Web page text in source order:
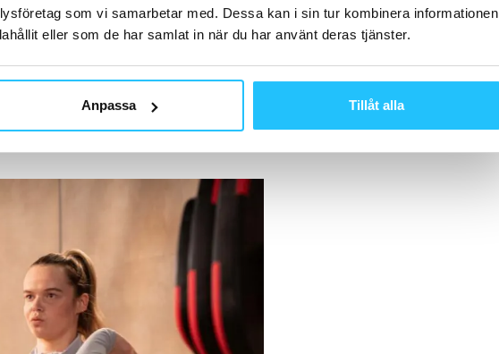
som vi samarbetar med. Dessa kan i sin tur kombinera informationen
eller som de har samlat in när du har använt deras tjänster.
Anpassa Tillåt alla
som utmanar dem
av